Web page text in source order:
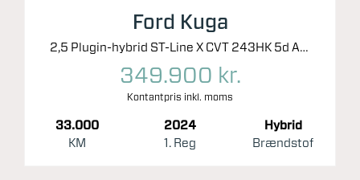
Ford Kuga
2,5 Plugin-hybrid ST-Line X CVT 243HK 5d Aut.
349.900 kr.
Kontantpris inkl. moms
33.000
KM
2024
1. Reg
Hybrid
Brændstof